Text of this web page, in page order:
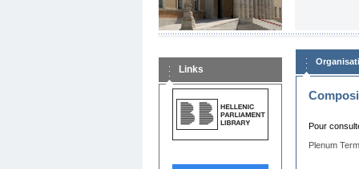
Links
Pour
Plenum